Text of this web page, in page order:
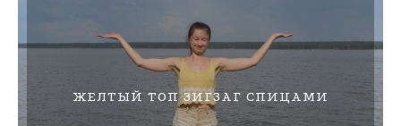
ЖЕЛТЫЙ ТОП ЗИГЗАГ СПИЦАМИ